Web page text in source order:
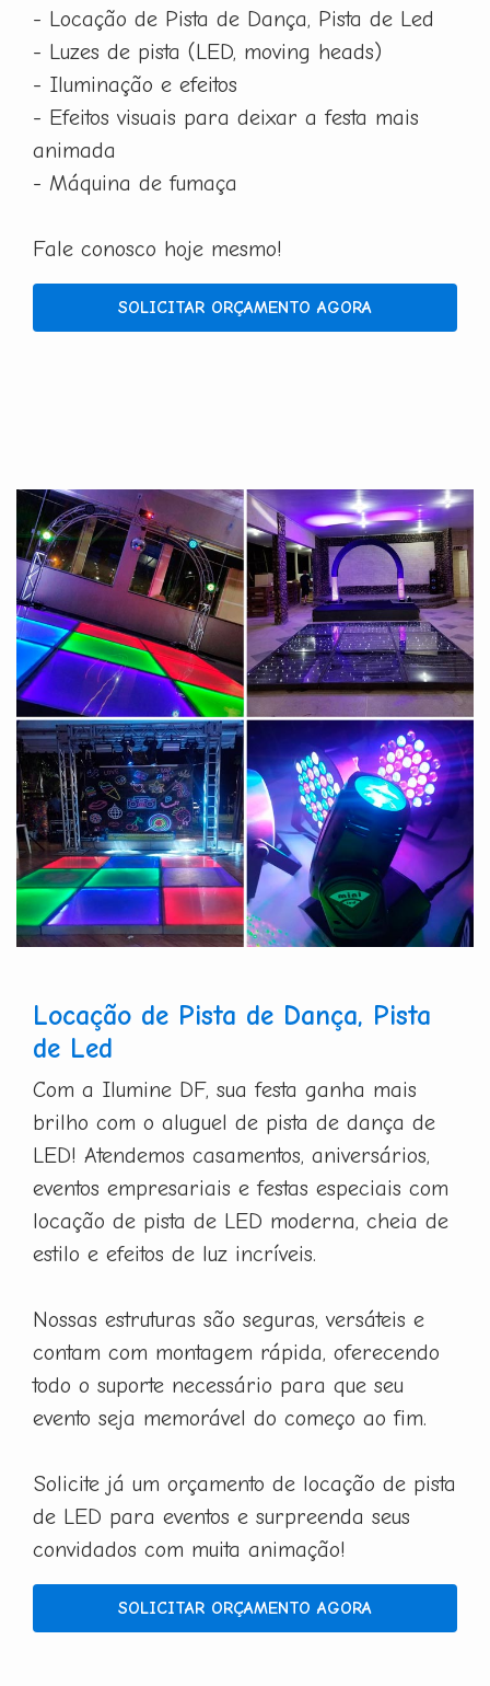
- Locação de Pista de Dança, Pista de Led
- Luzes de pista (LED, moving heads)
- Iluminação e efeitos
- Efeitos visuais para deixar a festa mais
animada
- Máquina de fumaça
Fale conosco hoje mesmo!
SOLICITAR ORÇAMENTO AGORA
Locação de Pista de Dança, Pista
de Led
Com a Ilumine DF, sua festa ganha mais
brilho com o aluguel de pista de dança de
LED! Atendemos casamentos, aniversários,
eventos empresariais e festas especiais com
locação de pista de LED moderna, cheia de
estilo e efeitos de luz incríveis.
Nossas estruturas são seguras, versáteis e
contam com montagem rápida, oferecendo
todo o suporte necessário para que seu
evento seja memorável do começo ao fim.
Solicite já um orçamento de locação de pista
de LED para eventos e surpreenda seus
convidados com muita animação!
SOLICITAR ORÇAMENTO AGORA